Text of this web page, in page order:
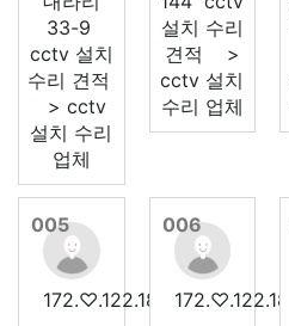
33-9
cctv 설치
수리 견적
> cctv
설치 수리
업체
설치 수리
견적 >
cctv 설치
수리 업체
005
172.♡.122.186
006
172.♡.122.187